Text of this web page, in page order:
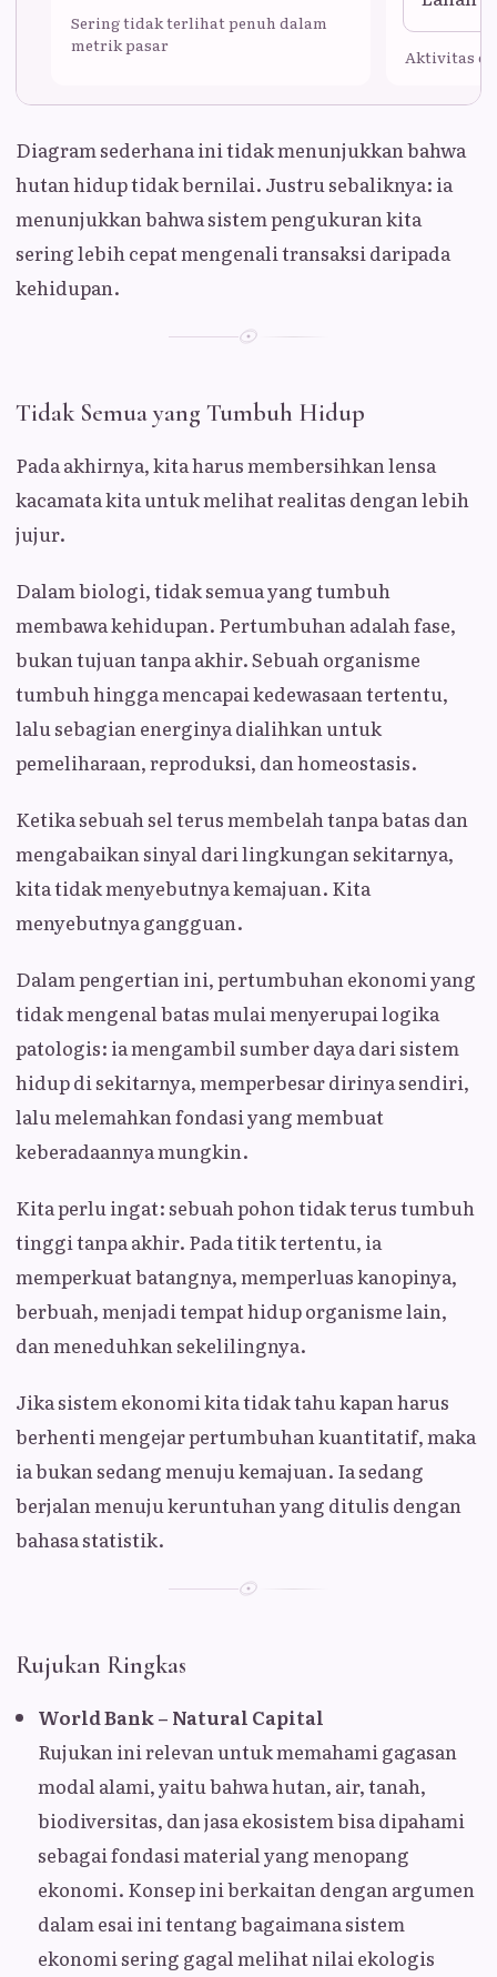
Sering tidak terlihat penuh dalam
metrik pasar
Aktivitas
Diagram sederhana ini tidak menunjukkan bahwa
hutan hidup tidak bernilai. Justru sebaliknya: ia
menunjukkan bahwa sistem pengukuran kita
sering lebih cepat mengenali transaksi daripada
kehidupan.
Tidak Semua yang Tumbuh Hidup
Pada akhirnya, kita harus membersihkan lensa
kacamata kita untuk melihat realitas dengan lebih
jujur.
Dalam biologi, tidak semua yang tumbuh
membawa kehidupan. Pertumbuhan adalah fase,
bukan tujuan tanpa akhir. Sebuah organisme
tumbuh hingga mencapai kedewasaan tertentu,
lalu sebagian energinya dialihkan untuk
pemeliharaan, reproduksi, dan homeostasis.
Ketika sebuah sel terus membelah tanpa batas dan
mengabaikan sinyal dari lingkungan sekitarnya,
kita tidak menyebutnya kemajuan. Kita
menyebutnya gangguan.
Dalam pengertian ini, pertumbuhan ekonomi yang
tidak mengenal batas mulai menyerupai logika
patologis: ia mengambil sumber daya dari sistem
hidup di sekitarnya, memperbesar dirinya sendiri,
lalu melemahkan fondasi yang membuat
keberadaannya mungkin.
Kita perlu ingat: sebuah pohon tidak terus tumbuh
tinggi tanpa akhir. Pada titik tertentu, ia
memperkuat batangnya, memperluas kanopinya,
berbuah, menjadi tempat hidup organisme lain,
dan meneduhkan sekelilingnya.
Jika sistem ekonomi kita tidak tahu kapan harus
berhenti mengejar pertumbuhan kuantitatif, maka
ia bukan sedang menuju kemajuan. Ia sedang
berjalan menuju keruntuhan yang ditulis dengan
bahasa statistik.
Rujukan Ringkas
World Bank – Natural Capital
Rujukan ini relevan untuk memahami gagasan
modal alami, yaitu bahwa hutan, air, tanah,
biodiversitas, dan jasa ekosistem bisa dipahami
sebagai fondasi material yang menopang
ekonomi. Konsep ini berkaitan dengan argumen
dalam esai ini tentang bagaimana sistem
ekonomi sering gagal melihat nilai ekologis